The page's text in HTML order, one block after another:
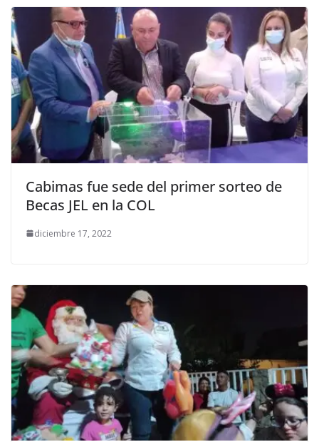
Cabimas fue sede del primer sorteo de
Becas JEL en la COL
diciembre 17, 2022